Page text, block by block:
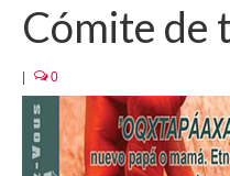
Cómite de
0